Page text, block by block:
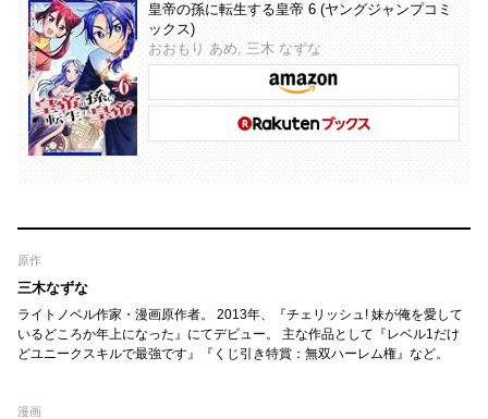
皇帝の孫に転生する皇帝 6 (ヤングジャンプコミ
ックス)
おおもり あめ, 三木 なずな
原作
三木なずな
ライトノベル作家・漫画原作者。 2013年、『チェリッシュ! 妹が俺を愛して
いるどころか年上になった』にてデビュー。 主な作品として『レベル1だけ
どユニークスキルで最強です』『くじ引き特賞：無双ハーレム権』など。
漫画